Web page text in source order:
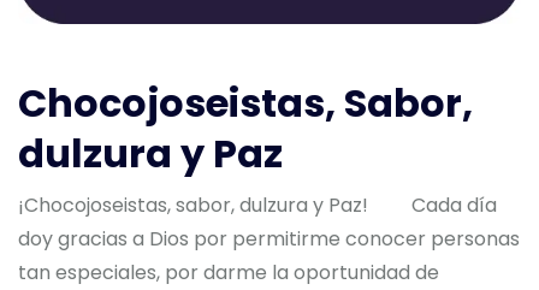
Chocojoseistas, Sabor,
dulzura y Paz
¡Chocojoseistas, sabor, dulzura y Paz! Cada día
doy gracias a Dios por permitirme conocer personas
tan especiales, por darme la oportunidad de